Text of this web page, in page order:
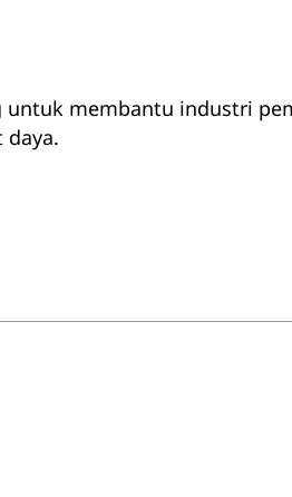
membantu industri